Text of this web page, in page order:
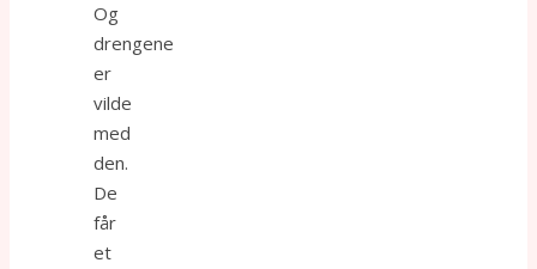
Og
drengene
er
vilde
med
den.
De
får
et